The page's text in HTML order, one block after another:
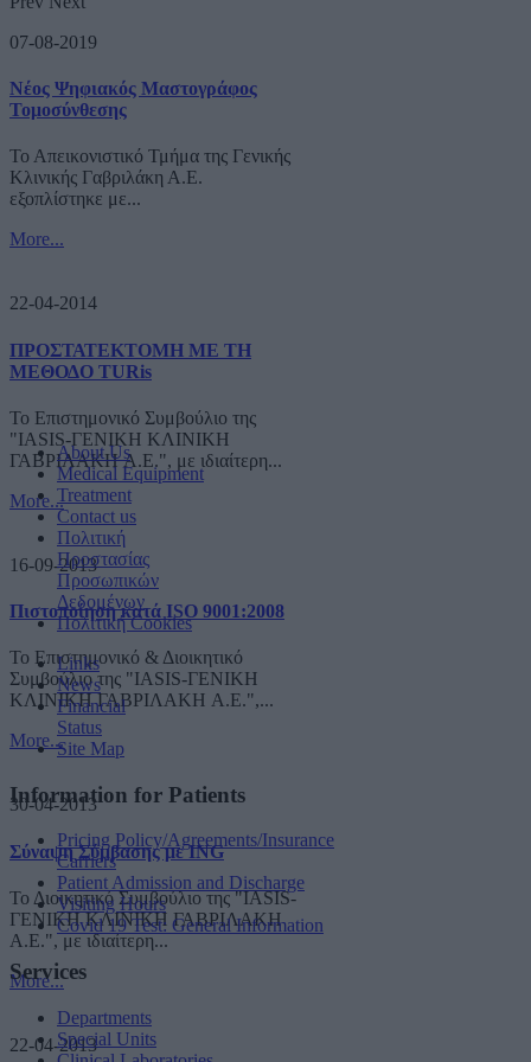
07-08-2019
Νέος Ψηφιακός Μαστογράφος
Τομοσύνθεσης
Το Απεικονιστικό Τμήμα της Γενικής
Κλινικής Γαβριλάκη Α.Ε.
εξοπλίστηκε με...
More...
22-04-2014
ΠΡΟΣΤΑΤΕΚΤΟΜΗ ΜΕ ΤΗ
ΜΕΘΟΔΟ TURis
Το Επιστημονικό Συμβούλιο της
"IASIS-ΓΕΝΙΚΗ ΚΛΙΝΙΚΗ
ΓΑΒΡΙΛΑΚΗ A.E.", με ιδιαίτερη...
More...
16-09-2013
Πιστοποίηση κατά ISO 9001:2008
Το Επιστημονικό & Διοικητικό
Συμβούλιο της "IASIS-ΓΕΝΙΚΗ
ΚΛΙΝΙΚΗ ΓΑΒΡΙΛΑΚΗ A.E.",...
More...
30-04-2013
Σύναψη Σύμβασης με ING
Το Διοικητικό Συμβούλιο της "IASIS-
ΓΕΝΙΚΗ ΚΛΙΝΙΚΗ ΓΑΒΡΙΛΑΚΗ
A.E.", με ιδιαίτερη...
More...
22-04-2013
About Us
Medical Equipment
Treatment
Contact us
Πολιτική
Προστασίας
Προσωπικών
Δεδομένων
Πολιτική Cookies
Links
News
Financial
Status
Site Map
Information for Patients
Pricing Policy/Agreements/Insurance
Carriers
Patient Admission and Discharge
Visiting Hours
Covid 19 Test: General Information
Services
Departments
Special Units